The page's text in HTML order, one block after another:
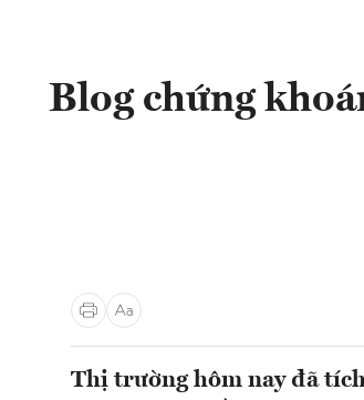
Blog chứng
Thị trường hôm nay đã